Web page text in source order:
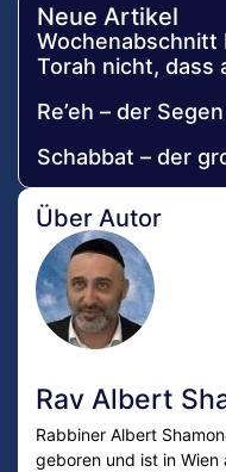
Neue Artikel
Wochenabschnitt
Torah nicht, dass
Re’eh – der
Schabbat – der
Über Autor
Rav Albert
Rabbiner Albert
geboren und ist in